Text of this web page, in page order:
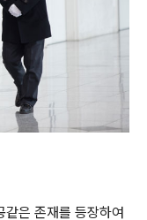
은 존재를 등장하여